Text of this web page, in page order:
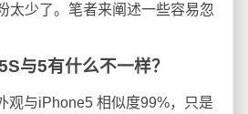
太少了。笔者来阐述一些容易忽
5有什么不一样？
与iPhone5 相似度99%，只是